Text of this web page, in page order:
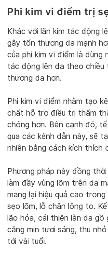
Phi kim vi điểm trị
Khác với lăn kim tác động
gây tổn thương da mạnh
của phi kim vi điểm là dùng
tác động lên da theo chiều
thương da hơn.
Phi kim vi điểm nhằm tạo
chất hỗ trợ điều trị thẩm
chóng hơn. Bên cạnh đó,
qua các kênh dẫn này, sẽ
nhiên bằng cách kích thích
Phương pháp này đồng
làm đầy vùng lõm trên da
mang lại hiệu quả cao
sẹo lõm, lỗ chân lông to.
lão hóa, cải thiện làn da gồ
căng mịn tươi sáng, thu
tới vài tuổi.